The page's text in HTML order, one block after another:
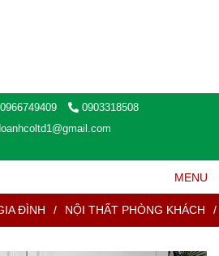
0966749409
0903318508
MENU
ĐÌNH / NỘI THẤT PHÒNG KHÁCH /